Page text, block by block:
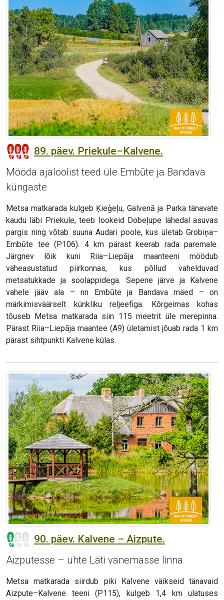
89. päev. Priekule–Kalvene.
Mööda ajaloolist teed üle Embūte ja Bandava
küngaste
Metsa matkarada kulgeb Ķieģeļu, Galvenā ja Parka tänavate
kaudu läbi Priekule, teeb lookeid Dobeļupe lähedal asuvas
pargis ning võtab suuna Audari poole, kus ületab Grobiņa–
Embūte tee (P106). 4 km pärast keerab rada paremale.
Järgnev lõik kuni Riia–Liepāja maanteeni möödub
väheasustatud piirkonnas, kus põllud vahelduvad
metsatukkade ja soolappidega. Sepene järve ja Kalvene
vahele jääv ala – nn Embūte ja Bandava mäed – on
märkimisväärselt künkliku reljeefiga. Kõrgeimas kohas
tõuseb Metsa matkarada siin 115 meetrit üle merepinna.
Pärast Riia–Liepāja maantee (A9) ületamist jõuab rada 1 km
pärast sihtpunkti Kalvene külas.
90. päev. Kalvene – Aizpute.
Aizputesse – ühte Läti vanemasse linna
Metsa matkarada siirdub piki Kalvene väikseid tänavaid
Aizpute–Kalvene teeni (P115), kulgeb 1,4 km ulatuses